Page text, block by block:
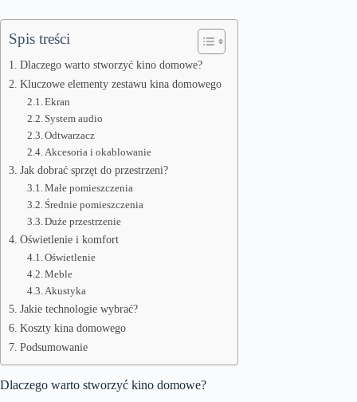
Spis treści
Dlaczego warto stworzyć kino domowe?
Kluczowe elementy zestawu kina domowego
Ekran
System audio
Odtwarzacz
Akcesoria i okablowanie
Jak dobrać sprzęt do przestrzeni?
Małe pomieszczenia
Średnie pomieszczenia
Duże przestrzenie
Oświetlenie i komfort
Oświetlenie
Meble
Akustyka
Jakie technologie wybrać?
Koszty kina domowego
Podsumowanie
Dlaczego warto stworzyć kino domowe?